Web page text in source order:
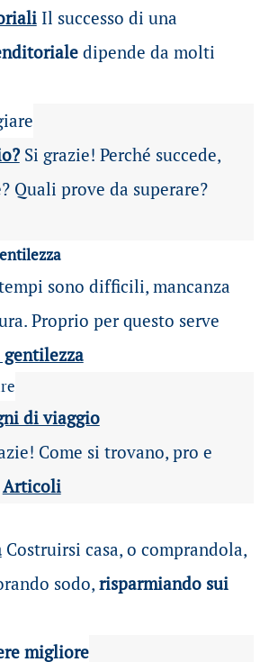
Il successo di una
dipende da molti
Si grazie! Perché succede,
Quali prove da superare?
sono difficili, mancanza
Proprio per questo serve
di viaggio
Come si trovano, pro e
Articoli
Costruirsi casa, o comprandola,
sodo,risparmiando sui